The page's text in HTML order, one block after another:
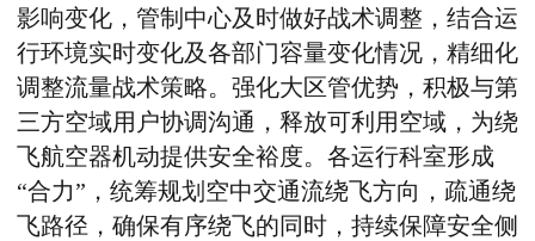
影响变化，管制中心及时做好战术调整，结合运
行环境实时变化及各部门容量变化情况，精细化
调整流量战术策略。强化大区管优势，积极与第
三方空域用户协调沟通，释放可利用空域，为绕
飞航空器机动提供安全裕度。各运行科室形成
“合力”，统筹规划空中交通流绕飞方向，疏通绕
飞路径，确保有序绕飞的同时，持续保障安全侧